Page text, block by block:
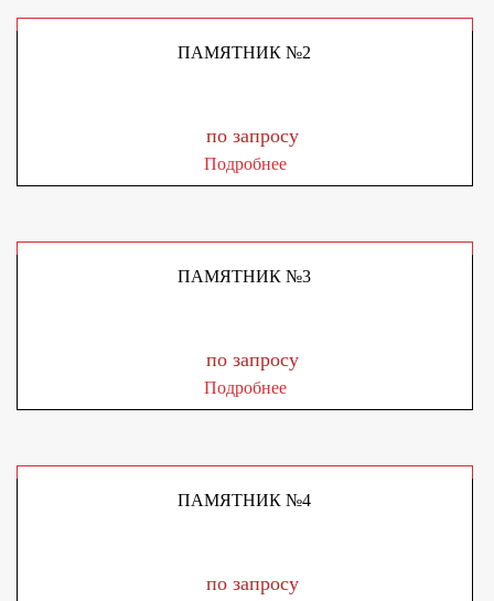
ПАМЯТНИК №2
по запросу
Подробнее
ПАМЯТНИК №3
по запросу
Подробнее
ПАМЯТНИК №4
по запросу